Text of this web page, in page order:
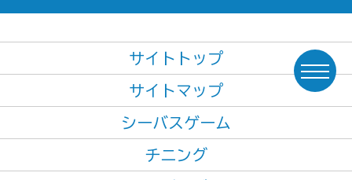
サイトトップ
サイトマップ
シーバスゲーム
チニング